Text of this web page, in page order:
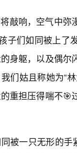
敲响，空气中
子们如同被上
身躯，以及偶
们姑且称她为“
重担压得喘不
被一只无形的手